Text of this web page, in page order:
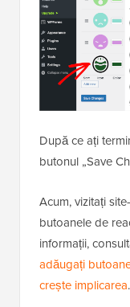
După ce ați
butonul „Save
Acum, vizitați
butoanele de
informații,
adăugați
crește implicarea.